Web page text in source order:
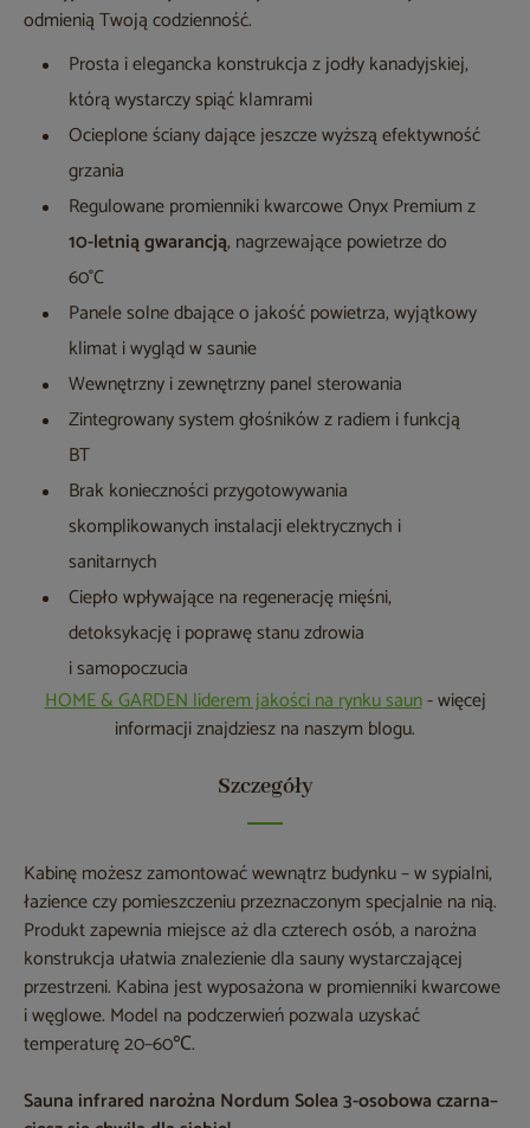
odmienią Twoją codzienność.
Prosta i elegancka konstrukcja z jodły kanadyjskiej,
którą wystarczy spiąć klamrami
Ocieplone ściany dające jeszcze wyższą efektywność
grzania
Regulowane promienniki kwarcowe Onyx Premium z
10-letnią gwarancją, nagrzewające powietrze do
60°C
Panele solne dbające o jakość powietrza, wyjątkowy
klimat i wygląd w saunie
Wewnętrzny i zewnętrzny panel sterowania
Zintegrowany system głośników z radiem i funkcją
BT
Brak konieczności przygotowywania
skomplikowanych instalacji elektrycznych i
sanitarnych
Ciepło wpływające na regenerację mięśni,
detoksykację i poprawę stanu zdrowia
i samopoczucia
HOME & GARDEN liderem jakości na rynku saun- więcej
informacji znajdziesz na naszym blogu.
Szczegóły
Kabinę możesz zamontować wewnątrz budynku – w sypialni,
łazience czy pomieszczeniu przeznaczonym specjalnie na nią.
Produkt zapewnia miejsce aż dla czterech osób, a narożna
konstrukcja ułatwia znalezienie dla sauny wystarczającej
przestrzeni. Kabina jest wyposażona w promienniki kwarcowe
i węglowe. Model na podczerwień pozwala uzyskać
temperaturę 20–60℃.
Sauna infrared narożna Nordum Solea 3-osobowa czarna–